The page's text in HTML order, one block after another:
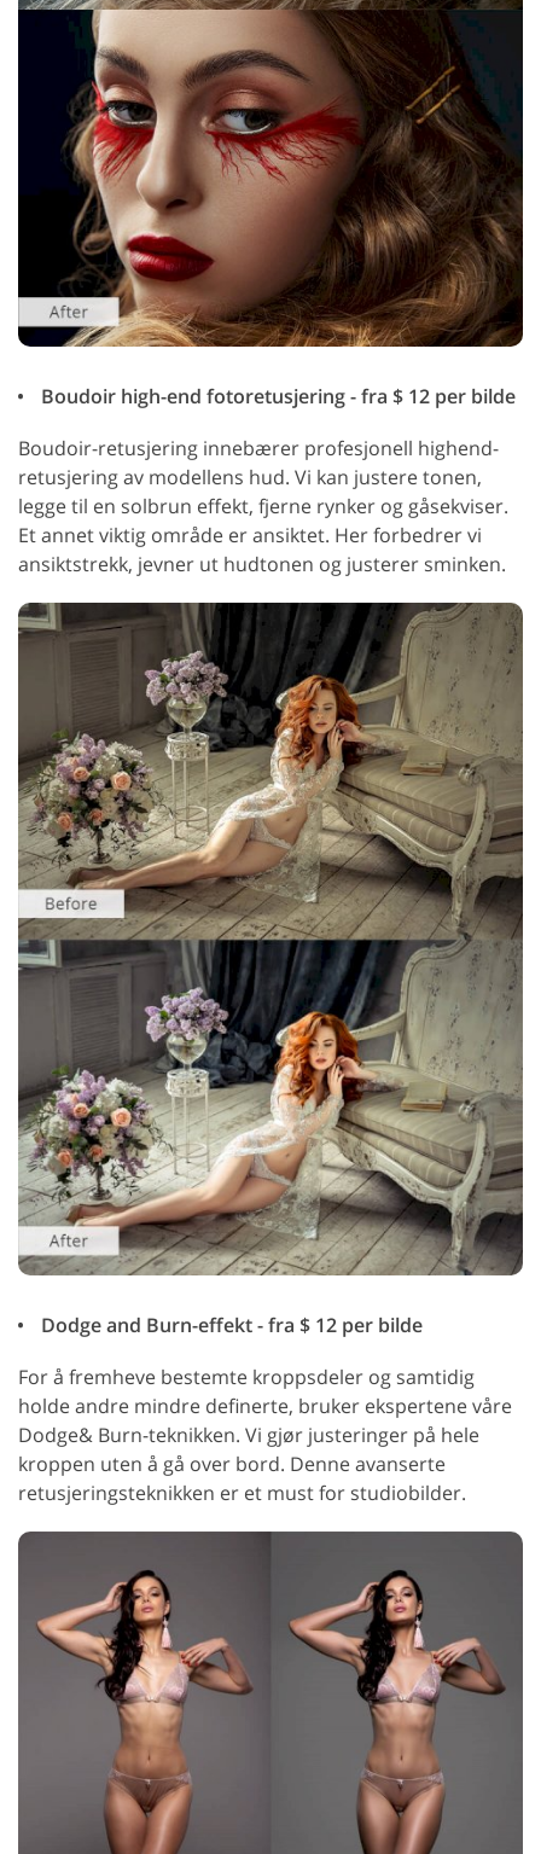
Boudoir high-end fotoretusjering - fra $ 12 per bilde
Boudoir-retusjering innebærer profesjonell highend-
retusjering av modellens hud. Vi kan justere tonen,
legge til en solbrun effekt, fjerne rynker og gåsekviser.
Et annet viktig område er ansiktet. Her forbedrer vi
ansiktstrekk, jevner ut hudtonen og justerer sminken.
Dodge and Burn-effekt - fra $ 12 per bilde
For å fremheve bestemte kroppsdeler og samtidig
holde andre mindre definerte, bruker ekspertene våre
Dodge& Burn-teknikken. Vi gjør justeringer på hele
kroppen uten å gå over bord. Denne avanserte
retusjeringsteknikken er et must for studiobilder.